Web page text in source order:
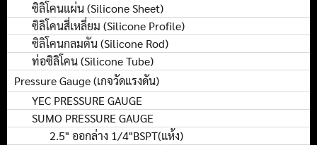
ซิลิโคนแผ่น (Silicone Sheet)
ซิลิโคนสี่เหลี่ยม (Silicone Profile)
ซิลิโคนกลมตัน (Silicone Rod)
ท่อซิลิโคน (Silicone Tube)
Pressure Gauge (เกจวัดแรงดัน)
YEC PRESSURE GAUGE
SUMO PRESSURE GAUGE
2.5" ออกล่าง 1/4"BSPT(แห้ง)